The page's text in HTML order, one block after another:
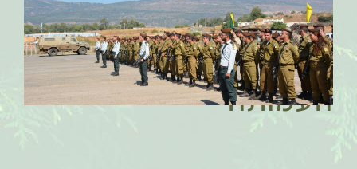
יושב
ראש
העמותה